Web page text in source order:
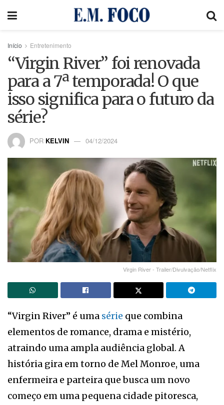
Início Entretenimento
“Virgin River” foi renovada
para a 7ª temporada! O que
isso significa para o futuro da
série?
POR KELVIN 04/12/2024
Virgin River - Trailer/Divulvação/Netflix
“Virgin River” é uma série que combina
elementos de romance, drama e mistério,
atraindo uma ampla audiência global. A
história gira em torno de Mel Monroe, uma
enfermeira e parteira que busca um novo
começo em uma pequena cidade pitoresca,